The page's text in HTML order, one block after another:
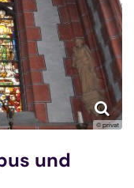
© privat
und